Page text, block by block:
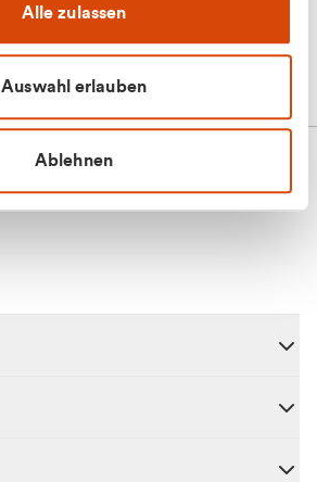
Alle zulassen
Auswahl erlauben
Ablehnen